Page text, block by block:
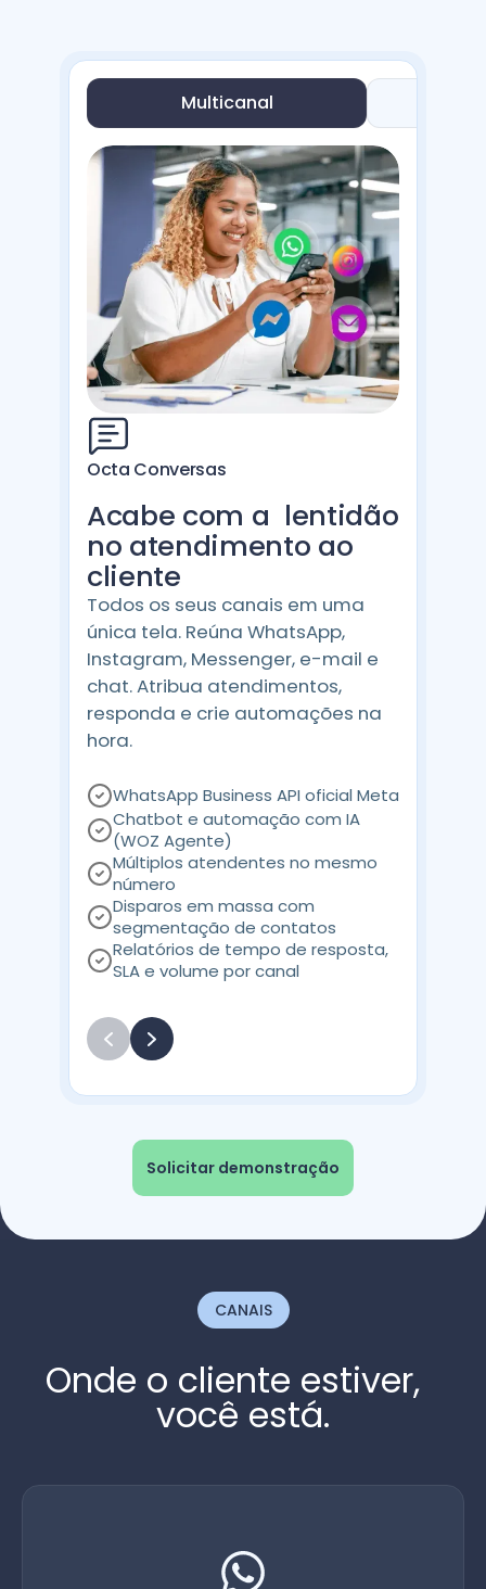
Multicanal
Octa Conversas
Acabe com a lentidão
no atendimento ao
cliente
Todos os seus canais em uma
única tela. Reúna WhatsApp,
Instagram, Messenger, e-mail e
chat. Atribua atendimentos,
responda e crie automações na
hora.
WhatsApp Business API oficial Meta
Chatbot e automação com IA
(WOZ Agente)
Múltiplos atendentes no mesmo
número
Disparos em massa com
segmentação de contatos
Relatórios de tempo de resposta,
SLA e volume por canal
Solicitar demonstração
CANAIS
Onde o cliente estiver,
você está.